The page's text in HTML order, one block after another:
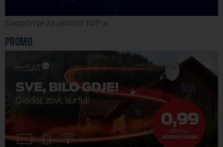
Saopćenje za javnost NIP-a
PROMO